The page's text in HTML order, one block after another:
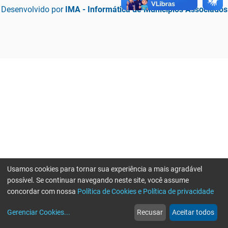
Desenvolvido por IMA - Informática de Municípios Associados
web
Notícias
more_horiz
Mais
Usamos cookies para tornar sua experiência a mais agradável
possível. Se continuar navegando neste site, você assume
concordar com nossa Política de Cookies e Política de privacidade
Gerenciar Cookies... Recusar Aceitar todos
Erro ao enviar informações, por favor tente novamente